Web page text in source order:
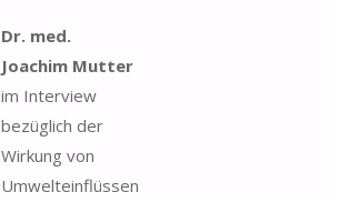
Dr. med.
Joachim Mutter
im Interview
bezüglich der
Wirkung von
Umwelteinflüssen